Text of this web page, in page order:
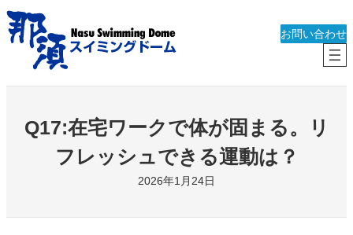
内
容
お問い合わせ
Q17:在宅ワークで体が固まる。リ
フレッシュできる運動は？
2026年1月24日